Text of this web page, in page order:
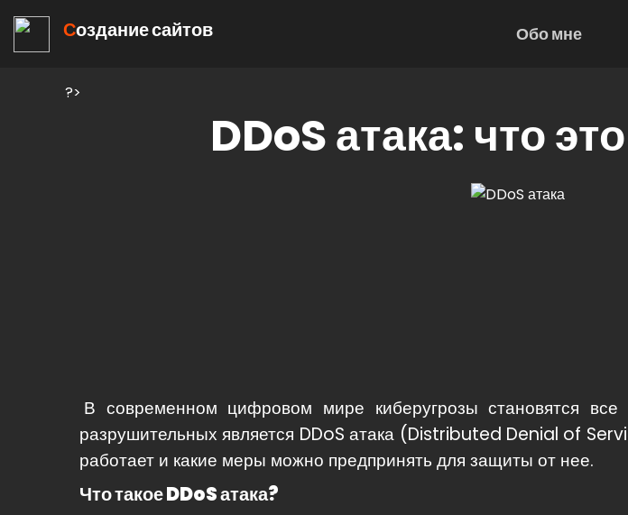
Создание сайтов Обо мне
?>
DDoS атака: что
В современном цифровом мире киберугрозы становятся
разрушительных является DDoS атака (Distributed Denial of
работает и какие меры можно предпринять для защиты от нее.
Что такое DDoS атака?